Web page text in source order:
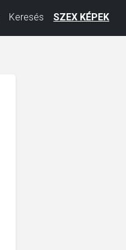
Keresés SZEX KÉPEK